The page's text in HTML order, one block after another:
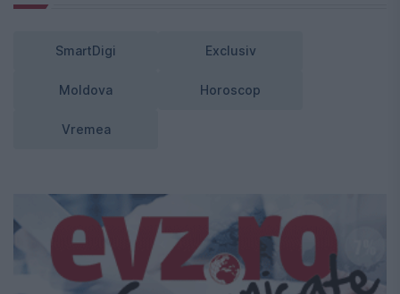
SmartDigi Exclusiv
Moldova Horoscop
Vremea